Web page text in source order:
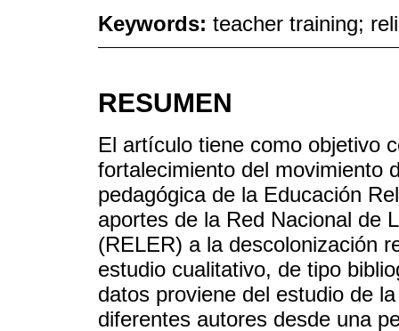
Keywords: teacher training;
RESUMEN
El artículo tiene como objetivo
fortalecimiento del movimiento
pedagógica de la Educación
aportes de la Red Nacional de
(RELER) a la descolonización
estudio cualitativo, de tipo
datos proviene del estudio de
diferentes autores desde una